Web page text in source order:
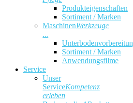
Produkteigenschaften
Sortiment / Marken
MaschinenWerkzeuge
...
Sortiment / Marken
Anwendungsfilme
Service
Unser
ServiceKompetenz
erleben